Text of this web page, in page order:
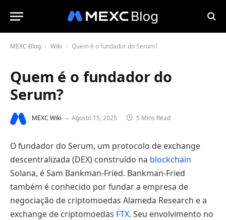
MEXC Blog - Wiki - Quem é o fundador do Serum?
Quem é o fundador do
Serum?
MEXC Wiki Agosto 15, 2025 5 Mins Read
O fundador do Serum, um protocolo de exchange
descentralizada (DEX) construído na blockchain
Solana, é Sam Bankman-Fried. Bankman-Fried
também é conhecido por fundar a empresa de
negociação de criptomoedas Alameda Research e a
exchange de criptomoedas FTX. Seu envolvimento no